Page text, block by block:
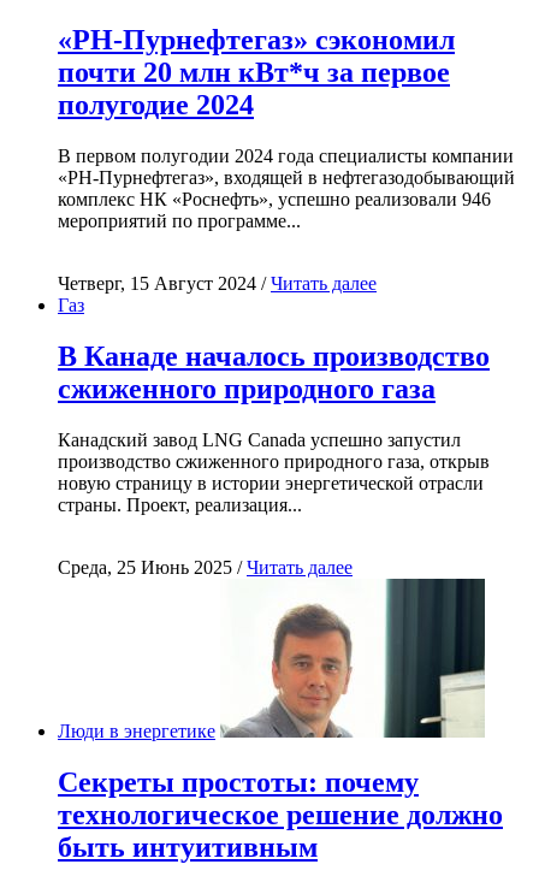
«РН-Пурнефтегаз» сэкономил
почти 20 млн кВт*ч за первое
полугодие 2024
В первом полугодии 2024 года специалисты компании
«РН-Пурнефтегаз», входящей в нефтегазодобывающий
комплекс НК «Роснефть», успешно реализовали 946
мероприятий по программе...
Четверг, 15 Август 2024 /Читать далее
Газ
В Канаде началось производство
сжиженного природного газа
Канадский завод LNG Canada успешно запустил
производство сжиженного природного газа, открыв
новую страницу в истории энергетической отрасли
страны. Проект, реализация...
Среда, 25 Июнь 2025 /Читать далее
Люди в энергетике
Секреты простоты: почему
технологическое решение должно
быть интуитивным